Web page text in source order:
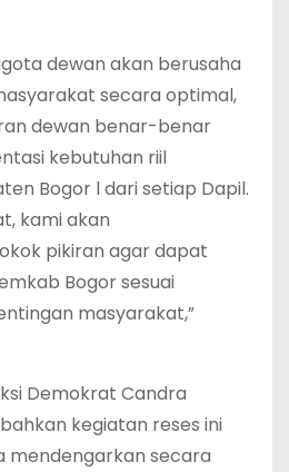
dewan akan berusaha
secara optimal,
dewan benar-benar
kebutuhan riil
Bogor l dari setiap Dapil.
kami akan
pikiran agar dapat
Bogor sesuai
masyarakat,”
Demokrat Candra
kegiatan reses ini
mendengarkan secara